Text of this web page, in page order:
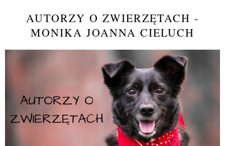
AUTORZY O ZWIERZĘTACH -
MONIKA JOANNA CIELUCH